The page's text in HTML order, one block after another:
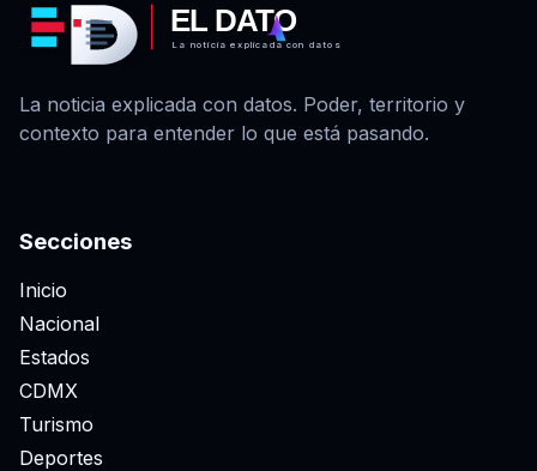
EL DATO
La noticia explicada con datos
La noticia explicada con datos. Poder, territorio y
contexto para entender lo que está pasando.
Secciones
Inicio
Nacional
Estados
CDMX
Turismo
Deportes